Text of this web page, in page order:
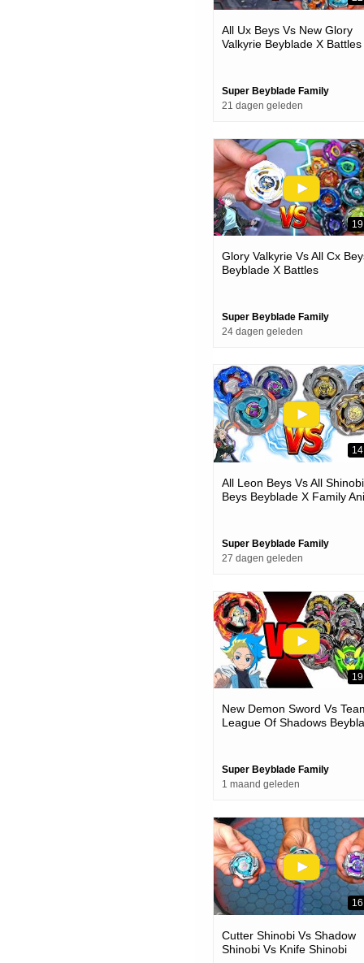
All Ux Beys Vs New Glory
Valkyrie Beyblade X Battles
Super Beyblade Family
21 dagen geleden
Glory Valkyrie Vs All Cx
Beyblade X Battles
Super Beyblade Family
24 dagen geleden
All Leon Beys Vs All Shinobi
Beys Beyblade X Family
Super Beyblade Family
27 dagen geleden
New Demon Sword Vs
League Of Shadows
Super Beyblade Family
1 maand geleden
Cutter Shinobi Vs Shadow
Shinobi Vs Knife Shinobi